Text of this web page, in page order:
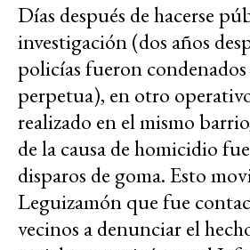
Días después de hacerse
investigación (dos años
policías fueron
perpetua), en otro
realizado en el mismo
de la causa de homicidio
disparos de goma. Esto
Leguizamón que fue
vecinos a denunciar el